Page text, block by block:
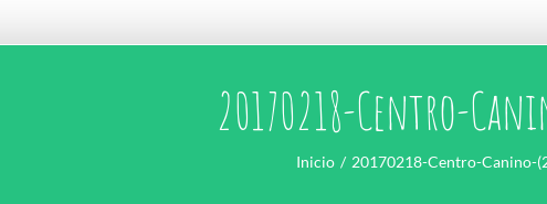
20170218-Centro-
Inicio 20170218-Centro-Canino-